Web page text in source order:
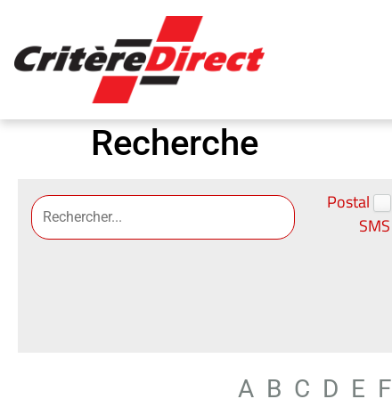
Recherche
Postal
SMS
A B C D E F
Panneau de gestion des cookies